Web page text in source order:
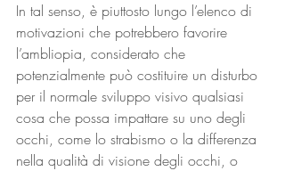
In tal senso, è piuttosto lungo l’elenco di
motivazioni che potrebbero favorire
l’ambliopia, considerato che
potenzialmente può costituire un disturbo
per il normale sviluppo visivo qualsiasi
cosa che possa impattare su uno degli
occhi, come lo strabismo o la differenza
nella qualità di visione degli occhi, o